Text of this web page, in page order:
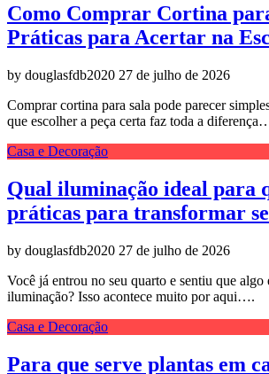
Como Comprar Cortina
Práticas para Acertar na
by douglasfdb2020 27 de julho de 2026
Comprar cortina para sala pode parecer
que escolher a peça certa faz toda a
Casa e Decoração
Qual iluminação ideal para
práticas para transformar
by douglasfdb2020 27 de julho de 2026
Você já entrou no seu quarto e sentiu que algo
iluminação? Isso acontece muito por aqui….
Casa e Decoração
Para que serve plantas em